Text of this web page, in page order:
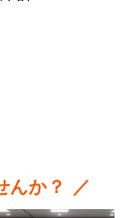
んか？ ／